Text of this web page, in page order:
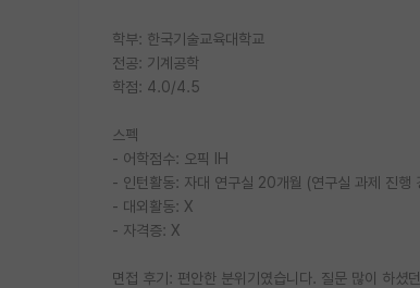
학부: 한국기술교육대학교
전공: 기계공학
학점: 4.0/4.5
스펙
- 어학점수: 오픽 IH
- 인턴활동: 자대 연구실 20개월 (연구실 과제 진
- 대외활동: X
- 자격증: X
면접 후기: 편안한 분위기였습니다. 질문 많이 하셨